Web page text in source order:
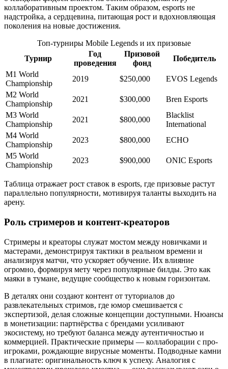
коллаборативным проектом. Таким образом, esports не
надстройка, а сердцевина, питающая рост и вдохновляющая
поколения на новые достижения.
Топ-турниры Mobile Legends и их призовые
Турнир
Год
проведения
Призовой
фонд
Победитель
M1 World
Championship
2019 $250,000
EVOS Legends
M2 World
Championship
2021 $300,000
Bren Esports
M3 World
Championship
2021 $800,000
Blacklist
International
M4 World
Championship
2023 $800,000
ECHO
M5 World
Championship
2023 $900,000 ONIC Esports
Таблица отражает рост ставок в esports, где призовые растут
параллельно популярности, мотивируя таланты выходить на
арену.
Роль стримеров и контент-креаторов
Стримеры и креаторы служат мостом между новичками и
мастерами, демонстрируя тактики в реальном времени и
анализируя матчи, что ускоряет обучение. Их влияние
огромно, формируя мету через популярные билды. Это как
маяки в тумане, ведущие сообщество к новым горизонтам.
В деталях они создают контент от туториалов до
развлекательных стримов, где юмор смешивается с
экспертизой, делая сложные концепции доступными. Нюансы
в монетизации: партнёрства с брендами усиливают
экосистему, но требуют баланса между аутентичностью и
коммерцией. Практические примеры — коллаборации с про-
игроками, рождающие вирусные моменты. Подводные камни
в плагиате: оригинальность ключ к успеху. Аналогия с